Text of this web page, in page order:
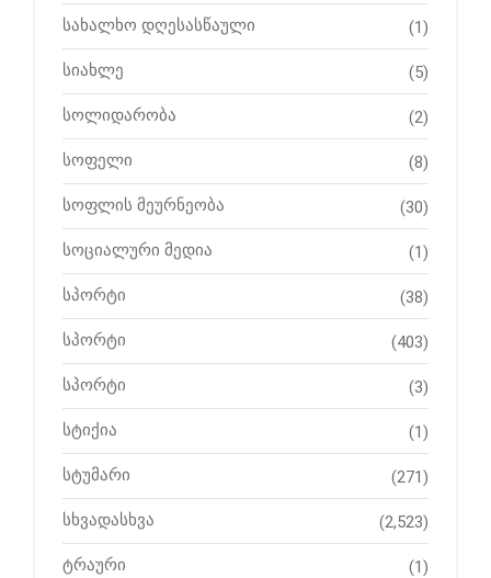
სახალხო დღესასწაული (1)
სიახლე (5)
სოლიდარობა (2)
სოფელი (8)
სოფლის მეურნეობა (30)
სოციალური მედია (1)
სპორტი (38)
სპორტი (403)
სპორტი (3)
სტიქია (1)
სტუმარი (271)
სხვადასხვა (2,523)
ტრაური (1)